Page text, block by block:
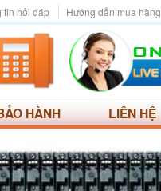
Hướng dẫn mua hàng
tin hỏi đáp
HÀNH LIÊN HỆ